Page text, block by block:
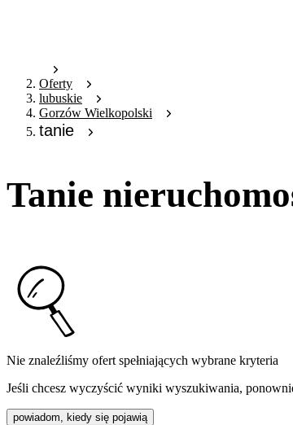
Oferty
lubuskie
Gorzów Wielkopolski
tanie
Tanie
Nie znaleźliśmy ofert spełniających wybrane kryteria
Jeśli chcesz wyczyścić wyniki wyszukiwania,
powiadom, kiedy się pojawią